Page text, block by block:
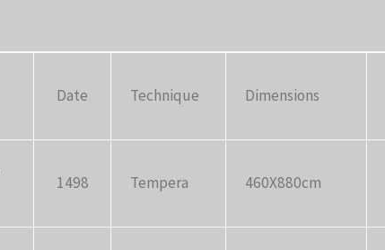
Date Technique Dimensions
1498 Tempera 460X880cm